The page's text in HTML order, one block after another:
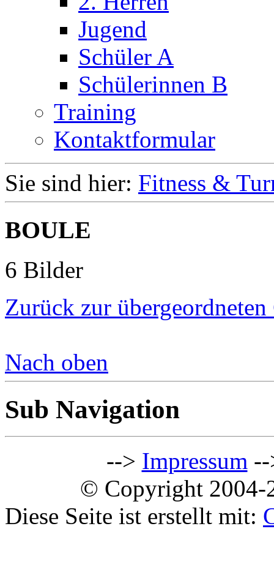
Jugend
Schüler A
Schülerinnen B
Training
Kontaktformular
Sie sind hier: Fitness &
BOULE
6 Bilder
Zurück zur übergeordneten
Nach oben
Sub Navigation
--> Impressum
© Copyright 2004-
Diese Seite ist erstellt mit: